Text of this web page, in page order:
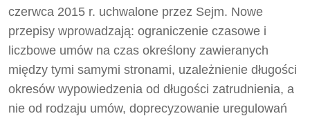
czerwca 2015 r. uchwalone przez Sejm. Nowe
przepisy wprowadzają: ograniczenie czasowe i
liczbowe umów na czas określony zawieranych
między tymi samymi stronami, uzależnienie długości
okresów wypowiedzenia od długości zatrudnienia, a
nie od rodzaju umów, doprecyzowanie uregulowań